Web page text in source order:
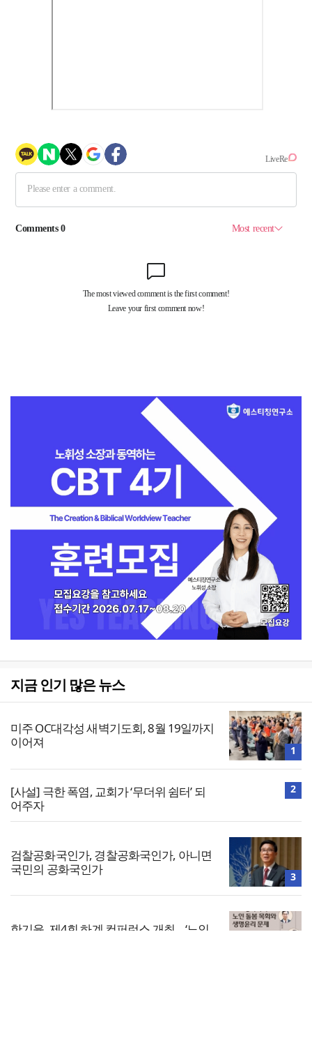
지금 인기 많은 뉴스
미주 OC대각성 새벽기도회, 8월 19일까지
이어져
1
[사설] 극한 폭염, 교회가 ‘무더위 쉼터’ 되
어주자
2
검찰공화국인가, 경찰공화국인가, 아니면
국민의 공화국인가
3
한기윤, 제4회 하계 컨퍼런스 개최… ‘노인